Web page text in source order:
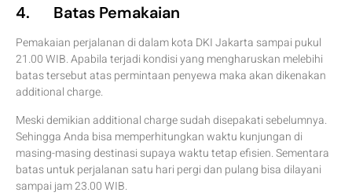
4. Batas Pemakaian
Pemakaian perjalanan di dalam kota DKI Jakarta sampai pukul
21.00 WIB. Apabila terjadi kondisi yang mengharuskan melebihi
batas tersebut atas permintaan penyewa maka akan dikenakan
additional charge.
Meski demikian additional charge sudah disepakati sebelumnya.
Sehingga Anda bisa memperhitungkan waktu kunjungan di
masing-masing destinasi supaya waktu tetap efisien. Sementara
batas untuk perjalanan satu hari pergi dan pulang bisa dilayani
sampai jam 23.00 WIB.